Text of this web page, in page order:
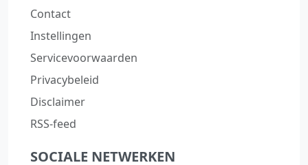
Contact
Instellingen
Servicevoorwaarden
Privacybeleid
Disclaimer
RSS-feed
SOCIALE NETWERKEN